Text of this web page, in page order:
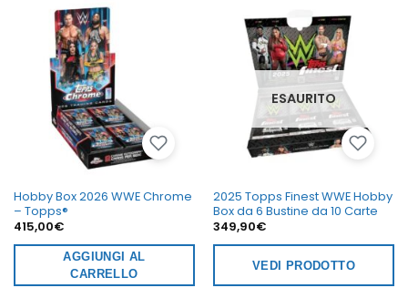
Hobby Box 2026 WWE Chrome
– Topps®
415,00€
AGGIUNGI AL
CARRELLO
ESAURITO
2025 Topps Finest WWE Hobby
Box da 6 Bustine da 10 Carte
349,90€
VEDI PRODOTTO